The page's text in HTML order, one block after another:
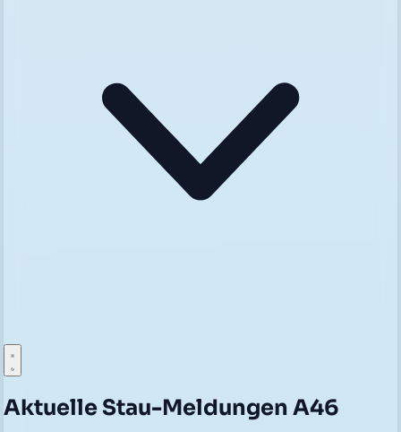
Aktuelle Stau-Meldungen A46